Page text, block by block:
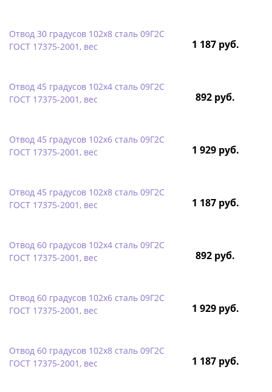
Отвод 30 градусов 102х8 сталь 09Г2С
ГОСТ 17375-2001, вес
1 187 руб.
Отвод 45 градусов 102х4 сталь 09Г2С
ГОСТ 17375-2001, вес
892 руб.
Отвод 45 градусов 102х6 сталь 09Г2С
ГОСТ 17375-2001, вес
1 929 руб.
Отвод 45 градусов 102х8 сталь 09Г2С
ГОСТ 17375-2001, вес
1 187 руб.
Отвод 60 градусов 102х4 сталь 09Г2С
ГОСТ 17375-2001, вес
892 руб.
Отвод 60 градусов 102х6 сталь 09Г2С
ГОСТ 17375-2001, вес
1 929 руб.
Отвод 60 градусов 102х8 сталь 09Г2С
ГОСТ 17375-2001, вес
1 187 руб.